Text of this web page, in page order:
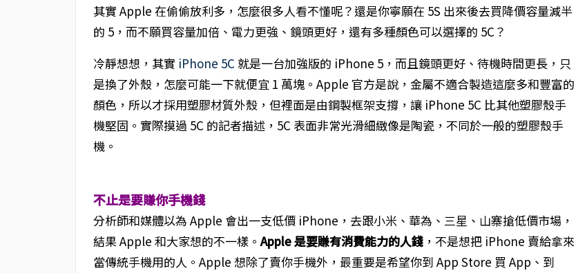
其實 Apple 在偷偷放利多，怎麼很多人看不懂呢？還是你寧願在 5S 出來後去買降價容量減半
的 5，而不願買容量加倍、電力更強、鏡頭更好，還有多種顏色可以選擇的 5C？
冷靜想想，其實 iPhone 5C 就是一台加強版的 iPhone 5，而且鏡頭更好、待機時間更長，只
是換了外殼，怎麼可能一下就便宜 1 萬塊。Apple 官方是說，金屬不適合製造這麼多和豐富的
顏色，所以才採用塑膠材質外殼，但裡面是由鋼製框架支撐，讓 iPhone 5C 比其他塑膠殼手
機堅固。實際摸過 5C 的記者描述，5C 表面非常光滑細緻像是陶瓷，不同於一般的塑膠殼手
機。
不止是要賺你手機錢
分析師和媒體以為 Apple 會出一支低價 iPhone，去跟小米、華為、三星、山寨搶低價市場，
結果 Apple 和大家想的不一樣。Apple 是要賺有消費能力的人錢，不是想把 iPhone 賣給拿來
當傳統手機用的人。Apple 想除了賣你手機外，最重要是希望你到 App Store 買 App、到